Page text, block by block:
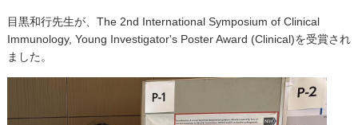
目黒和行先生が、 The 2nd International Symposium of Clinical
Immunology, Young Investigator's Poster Award (Clinical)を受賞され
ました。